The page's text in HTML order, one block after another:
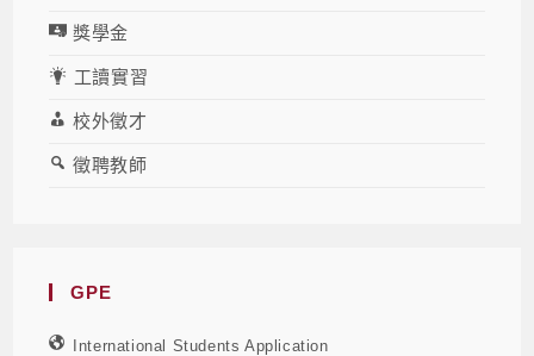
獎學金
工讀實習
校外徵才
徵聘教師
GPE
International Students Application